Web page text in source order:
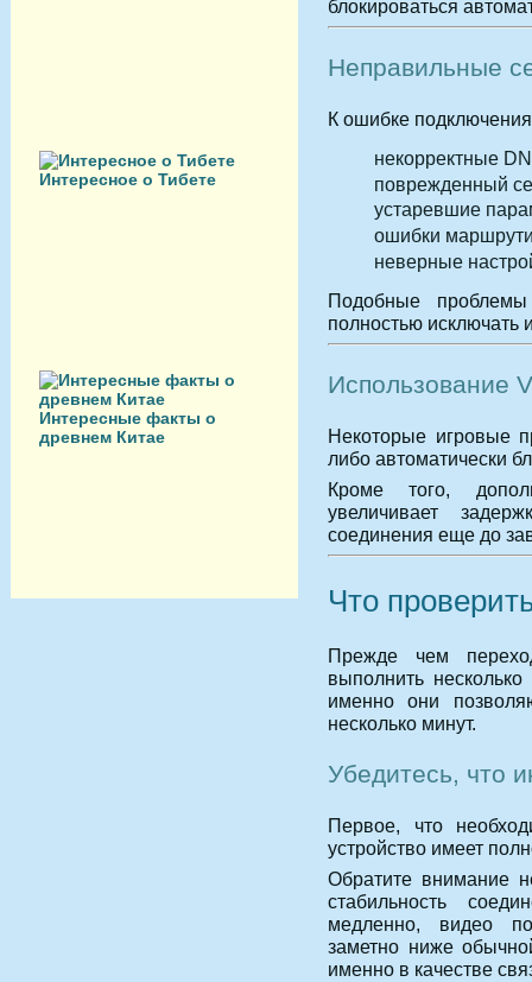
Интересное о Тибете
Интересные факты о
древнем Китае
блокироваться
Неправильные
К ошибке
некорректные
поврежденный
устаревшие
ошибки
неверные
Подобные
полностью исключать
Использование
Некоторые игровые
либо автоматически
Кроме того,
увеличивает
соединения еще до
Что
Прежде чем
выполнить
именно они
несколько минут.
Убедитесь, что
Первое, что
устройство имеет
Обратите внимание
стабильность
медленно, видео
заметно ниже
именно в качестве